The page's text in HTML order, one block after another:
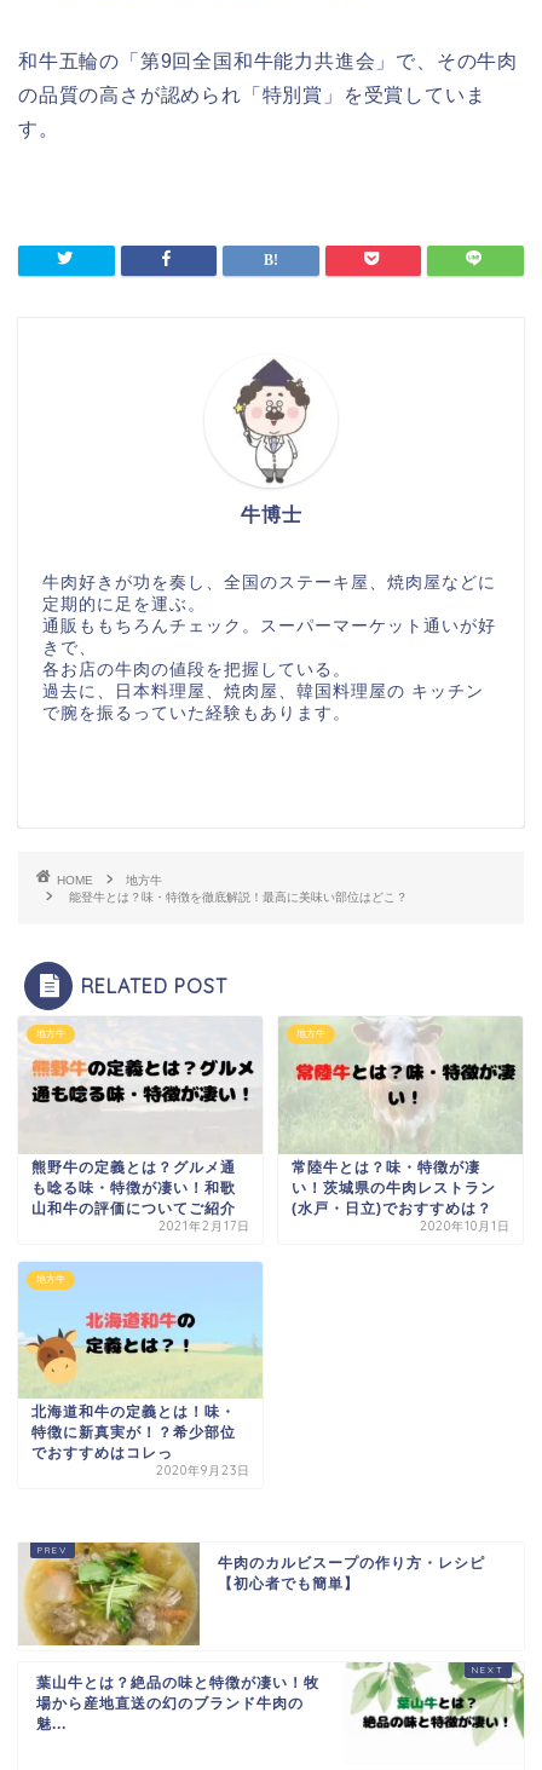
和牛五輪の「第9回全国和牛能力共進会」で、その牛肉
の品質の高さが認められ「特別賞」を受賞していま
す。
牛博士
牛肉好きが功を奏し、全国のステーキ屋、焼肉屋などに
定期的に足を運ぶ。
通販ももちろんチェック。スーパーマーケット通いが好
きで、
各お店の牛肉の値段を把握している。
過去に、日本料理屋、焼肉屋、韓国料理屋の キッチン
で腕を振るっていた経験もあります。
HOME
地方牛
能登牛とは？味・特徴を徹底解説！最高に美味い部位はどこ？
RELATED POST
地方牛
熊野牛の定義とは？グルメ通
も唸る味・特徴が凄い！和歌
山和牛の評価についてご紹介
2021年2月17日
地方牛
常陸牛とは？味・特徴が凄
い！茨城県の牛肉レストラン
(水戸・日立)でおすすめは？
2020年10月1日
地方牛
北海道和牛の定義とは！味・
特徴に新真実が！？希少部位
でおすすめはコレっ
2020年9月23日
牛肉のカルビスープの作り方・レシピ
【初心者でも簡単】
葉山牛とは？絶品の味と特徴が凄い！牧
場から産地直送の幻のブランド牛肉の
魅...